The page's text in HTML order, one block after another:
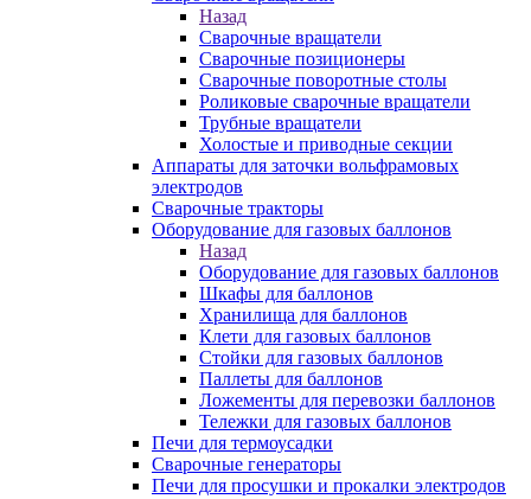
Назад
Сварочные вращатели
Сварочные позиционеры
Сварочные поворотные столы
Роликовые сварочные вращатели
Трубные вращатели
Холостые и приводные секции
Аппараты для заточки вольфрамовых
электродов
Сварочные тракторы
Оборудование для газовых баллонов
Назад
Оборудование для газовых баллонов
Шкафы для баллонов
Хранилища для баллонов
Клети для газовых баллонов
Стойки для газовых баллонов
Паллеты для баллонов
Ложементы для перевозки баллонов
Тележки для газовых баллонов
Печи для термоусадки
Сварочные генераторы
Печи для просушки и прокалки электродов